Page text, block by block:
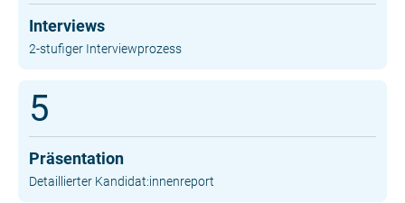
Interviews
2-stufiger Interviewprozess
5
Präsentation
Detaillierter Kandidat:innenreport